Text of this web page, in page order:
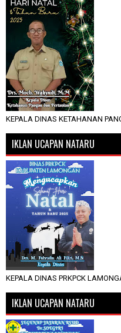
KEPALA DINAS KETAHANAN
IKLAN UCAPAN NATARU
KEPALA DINAS PRKPCK
IKLAN UCAPAN NATARU